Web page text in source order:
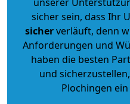
sicher sein, dass Ihr
sicherverläuft, denn
Anforderungen und
haben die besten
und
Plochingen